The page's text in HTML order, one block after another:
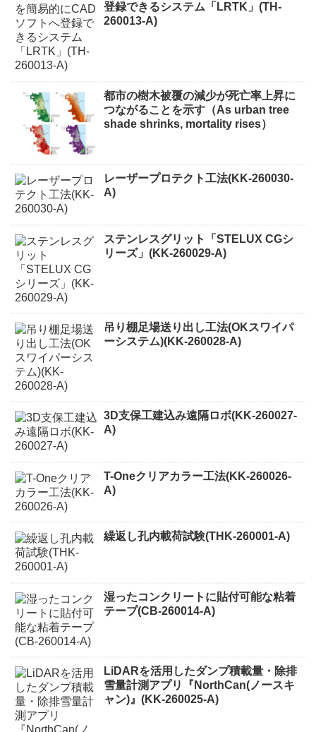
登録できるシステム「LRTK」(TH-
260013-A)
都市の樹木被覆の減少が死亡率上昇に
つながることを示す（As urban tree
shade shrinks, mortality rises）
レーザープロテクト⼯法(KK-260030-
A)
ステンレスグリット「STELUX CGシ
リーズ」(KK-260029-A)
吊り棚足場送り出し工法(OKスワイパ
ーシステム)(KK-260028-A)
3D支保工建込み遠隔ロボ(KK-260027-
A)
T-Oneクリアカラー工法(KK-260026-
A)
繰返し孔内載荷試験(THK-260001-A)
湿ったコンクリートに貼付可能な粘着
テープ(CB-260014-A)
LiDARを活用したダンプ積載量・除排
雪量計測アプリ『NorthCan(ノースキ
ャン)』(KK-260025-A)